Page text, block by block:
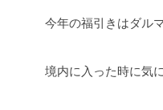
今年の福引きはダル
境内に入った時に気